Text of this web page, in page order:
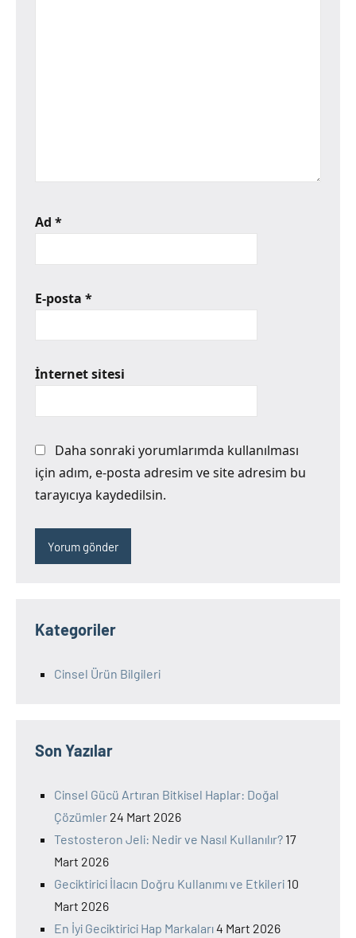
Ad *
E-posta *
İnternet sitesi
Daha sonraki yorumlarımda kullanılması
için adım, e-posta adresim ve site adresim bu
tarayıcıya kaydedilsin.
Kategoriler
Cinsel Ürün Bilgileri
Son Yazılar
Cinsel Gücü Artıran Bitkisel Haplar: Doğal
Çözümler 24 Mart 2026
Testosteron Jeli: Nedir ve Nasıl Kullanılır? 17
Mart 2026
Geciktirici İlacın Doğru Kullanımı ve Etkileri 10
Mart 2026
En İyi Geciktirici Hap Markaları4 Mart 2026